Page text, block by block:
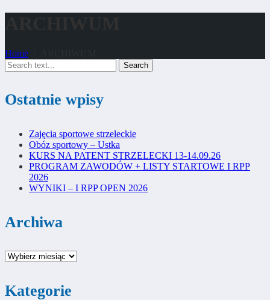
Home
Search
Ostatnie wpisy
Zajęcia sportowe strzeleckie
Obóz sportowy – Ustka
KURS NA PATENT STRZELECKI 13-14.09.26
PROGRAM ZAWODÓW + LISTY STARTOWE I RPP
2026
WYNIKI – I RPP OPEN 2026
Archiwa
Archiwa
Kategorie